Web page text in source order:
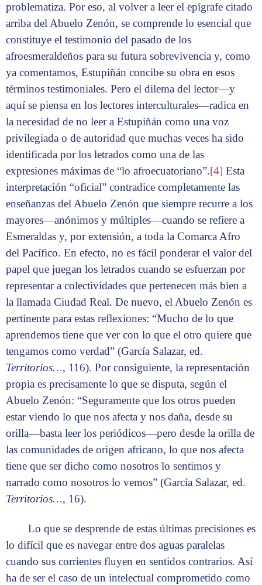
problematiza. Por eso, al volver a leer el epígrafe citado
arriba del Abuelo Zenón, se comprende lo esencial que
constituye el testimonio del pasado de los
afroesmeraldeños para su futura sobrevivencia y, como
ya comentamos, Estupiñán concibe su obra en esos
términos testimoniales. Pero el dilema del lector—y
aquí se piensa en los lectores interculturales—radica en
la necesidad de no leer a Estupiñán como una voz
privilegiada o de autoridad que muchas veces ha sido
identificada por los letrados como una de las
expresiones máximas de “lo afroecuatoriano”.[4] Esta
interpretación “oficial” contradice completamente las
enseñanzas del Abuelo Zenón que siempre recurre a los
mayores—anónimos y múltiples—cuando se refiere a
Esmeraldas y, por extensión, a toda la Comarca Afro
del Pacífico. En efecto, no es fácil ponderar el valor del
papel que juegan los letrados cuando se esfuerzan por
representar a colectividades que pertenecen más bien a
la llamada Ciudad Real. De nuevo, el Abuelo Zenón es
pertinente para estas reflexiones: “Mucho de lo que
aprendemos tiene que ver con lo que el otro quiere que
tengamos como verdad” (García Salazar, ed.
Territorios…, 116). Por consiguiente, la representación
propia es precisamente lo que se disputa, según el
Abuelo Zenón: “Seguramente que los otros pueden
estar viendo lo que nos afecta y nos daña, desde su
orilla—basta leer los periódicos—pero desde la orilla de
las comunidades de origen africano, lo que nos afecta
tiene que ser dicho como nosotros lo sentimos y
narrado como nosotros lo vemos” (García Salazar, ed.
Territorios…, 16).
Lo que se desprende de estas últimas precisiones es
lo difícil que es navegar entre dos aguas paralelas
cuando sus corrientes fluyen en sentidos contrarios. Así
ha de ser el caso de un intelectual comprometido como